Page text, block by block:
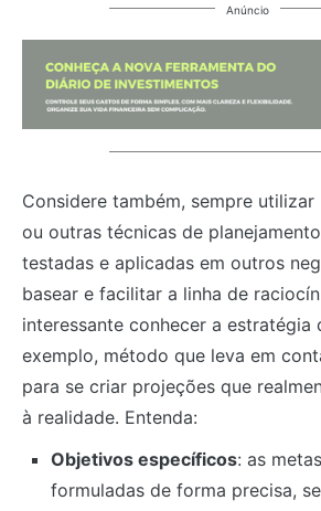
Anúncio
Considere também, sempre
ou outras técnicas de
testadas e aplicadas em outros
basear e facilitar a linha de
interessante conhecer a estratégia
exemplo, método que leva em
para se criar projeções que
à realidade. Entenda:
Objetivos específicos: as
formuladas de forma precisa,